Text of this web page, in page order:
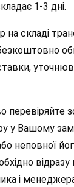
1-3 дні.
на складі
безкоштовно
перевіряйте
у Вашому
неповної
і